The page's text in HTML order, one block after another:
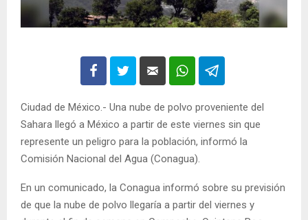
Ciudad de México.- Una nube de polvo proveniente del
Sahara llegó a México a partir de este viernes sin que
represente un peligro para la población, informó la
Comisión Nacional del Agua (Conagua).
En un comunicado, la Conagua informó sobre su previsión
de que la nube de polvo llegaría a partir del viernes y